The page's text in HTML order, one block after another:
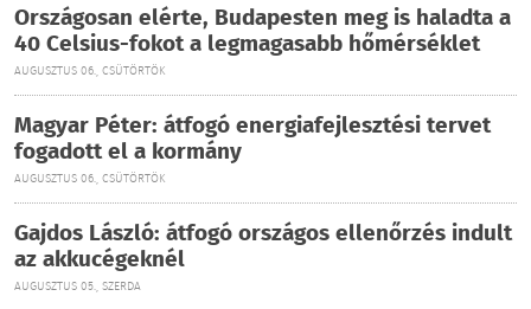
Országosan elérte, Budapesten meg is haladta a
40 Celsius-fokot a legmagasabb hőmérséklet
AUGUSZTUS 06., CSÜTÖRTÖK
Magyar Péter: átfogó energiafejlesztési tervet
fogadott el a kormány
AUGUSZTUS 06., CSÜTÖRTÖK
Gajdos László: átfogó országos ellenőrzés indult
az akkucégeknél
AUGUSZTUS 05., SZERDA